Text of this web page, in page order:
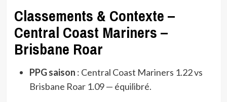
Classements & Contexte –
Central Coast Mariners –
Brisbane Roar
PPG saison : Central Coast Mariners 1.22 vs
Brisbane Roar 1.09 — équilibré.